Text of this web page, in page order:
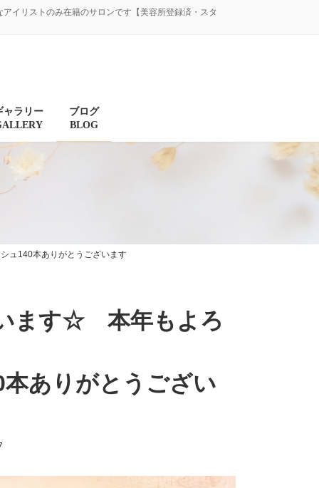
イリストのみ在籍のサロンです【美容所登録済・スタ
ャラリー
ブログ
BLOG
ュ140本ありがとうございます
ます☆ 本年もよろ
ありがとうござい